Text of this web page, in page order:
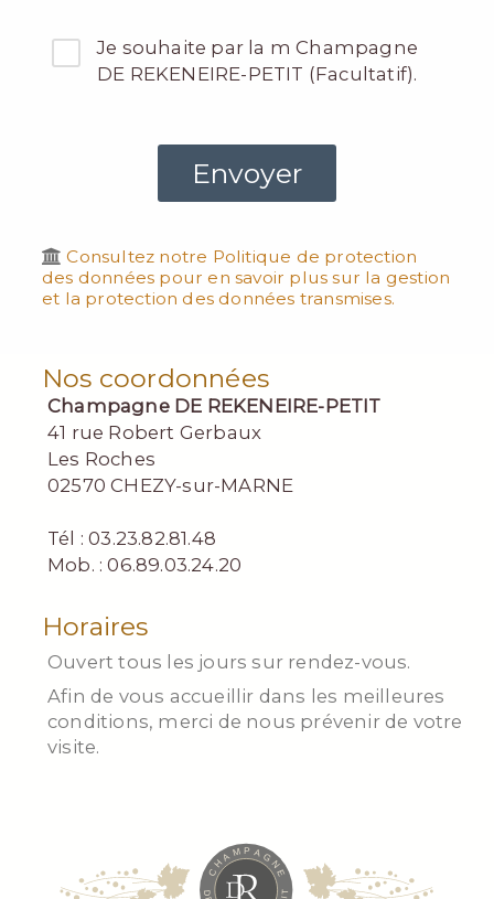
Je souhaite par la m Champagne
DE REKENEIRE-PETIT (Facultatif).
Consultez notre Politique de protection
des données pour en savoir plus sur la gestion
et la protection des données transmises.
Nos coordonnées
Champagne DE REKENEIRE-PETIT
41 rue Robert Gerbaux
Les Roches
02570 CHEZY-sur-MARNE
Tél : 03.23.82.81.48
Mob. : 06.89.03.24.20
Horaires
Ouvert tous les jours sur rendez-vous.
Afin de vous accueillir dans les meilleures
conditions, merci de nous prévenir de votre
visite.